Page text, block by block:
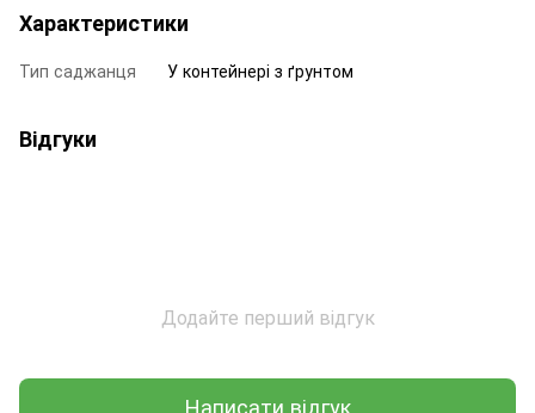
Характеристики
Тип саджанця У контейнері з ґрунтом
Відгуки
Додайте перший відгук
Написати відгук